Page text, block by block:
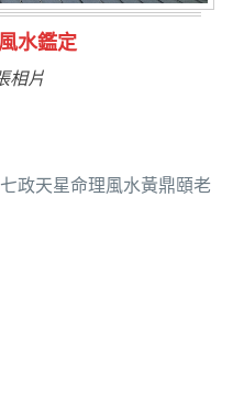
主量子生基造命
共 6 張相片
政天星命理風水黃鼎頤老